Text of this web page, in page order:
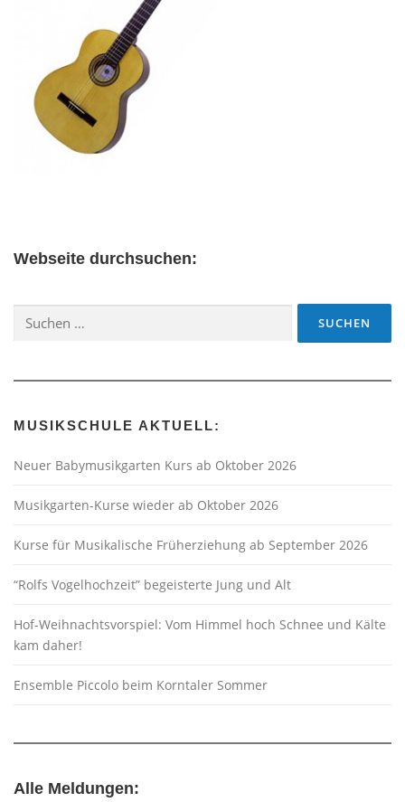
Webseite durchsuchen:
nach:
MUSIKSCHULE AKTUELL:
Neuer Babymusikgarten Kurs ab Oktober 2026
Musikgarten-Kurse wieder ab Oktober 2026
Kurse für Musikalische Früherziehung ab September 2026
“Rolfs Vogelhochzeit” begeisterte Jung und Alt
Hof-Weihnachtsvorspiel: Vom Himmel hoch Schnee und Kälte
kam daher!
Ensemble Piccolo beim Korntaler Sommer
Alle Meldungen: